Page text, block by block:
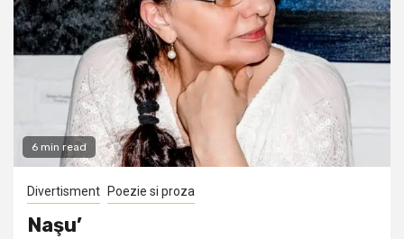
6 min read
Divertisment Poezie si proza
Naşu’